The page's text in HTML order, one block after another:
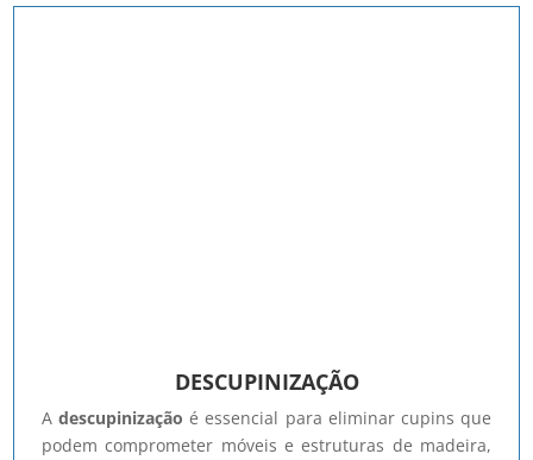
DESCUPINIZAÇÃO
Adescupinização é essencial para eliminar cupins que
podem comprometer móveis e estruturas de madeira,